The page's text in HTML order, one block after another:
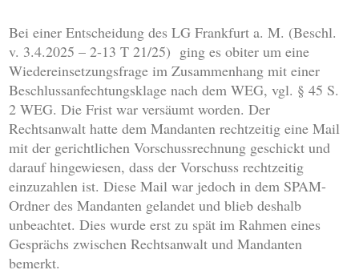
Bei einer Entscheidung des LG Frankfurt a. M. (Beschl.
v. 3.4.2025 – 2-13 T 21/25) ging es obiter um eine
Wiedereinsetzungsfrage im Zusammenhang mit einer
Beschlussanfechtungsklage nach dem WEG, vgl. § 45 S.
2 WEG. Die Frist war versäumt worden. Der
Rechtsanwalt hatte dem Mandanten rechtzeitig eine Mail
mit der gerichtlichen Vorschussrechnung geschickt und
darauf hingewiesen, dass der Vorschuss rechtzeitig
einzuzahlen ist. Diese Mail war jedoch in dem SPAM-
Ordner des Mandanten gelandet und blieb deshalb
unbeachtet. Dies wurde erst zu spät im Rahmen eines
Gesprächs zwischen Rechtsanwalt und Mandanten
bemerkt.